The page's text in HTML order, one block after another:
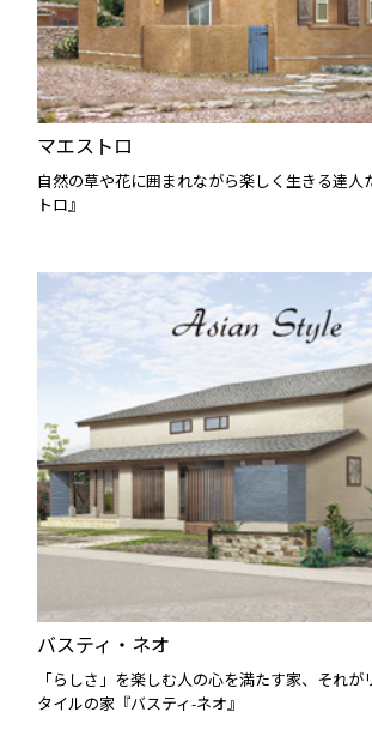
マエストロ
自然の草や花に囲まれながら楽しく生きる達人
トロ』
バスティ・ネオ
「らしさ」を楽しむ人の心を満たす家、それが
タイルの家『バスティ-ネオ』